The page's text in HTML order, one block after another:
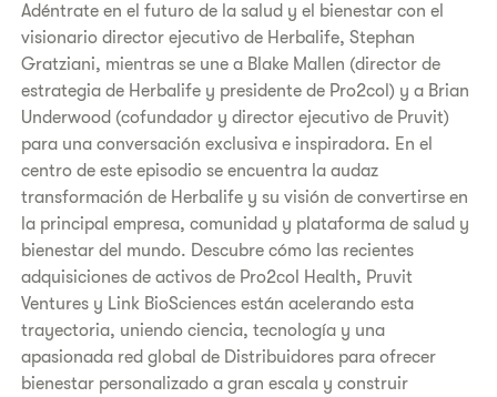
Adéntrate en el futuro de la salud y el bienestar con el
visionario director ejecutivo de Herbalife, Stephan
Gratziani, mientras se une a Blake Mallen (director de
estrategia de Herbalife y presidente de Pro2col) y a Brian
Underwood (cofundador y director ejecutivo de Pruvit)
para una conversación exclusiva e inspiradora. En el
centro de este episodio se encuentra la audaz
transformación de Herbalife y su visión de convertirse en
la principal empresa, comunidad y plataforma de salud y
bienestar del mundo. Descubre cómo las recientes
adquisiciones de activos de Pro2col Health, Pruvit
Ventures y Link BioSciences están acelerando esta
trayectoria, uniendo ciencia, tecnología y una
apasionada red global de Distribuidores para ofrecer
bienestar personalizado a gran escala y construir